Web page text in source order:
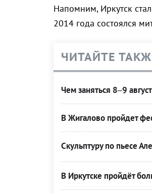
Напомним, Иркутск
2014 года состоялся
ЧИТАЙТЕ
Чем заняться 8–9
В Жигалово пройдет
Скульптуру по пьесе
В Иркутске пройдёт